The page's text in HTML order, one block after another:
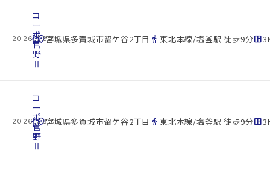
2026.08.09
cottage
コ
ー
ポ
菅
野
Ⅱ
location_on宮城県多賀城市留ケ谷2丁目 directions_walk 東北本線/塩釜駅 徒歩9分space_dashboard
2026.08.09
cottage
コ
ー
ポ
菅
野
Ⅱ
location_on宮城県多賀城市留ケ谷2丁目 directions_walk 東北本線/塩釜駅 徒歩9分space_dashboard